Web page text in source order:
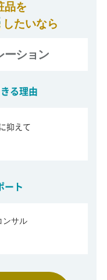
品を
したいなら
ーション
る理由
抑えて
ート
ンサル